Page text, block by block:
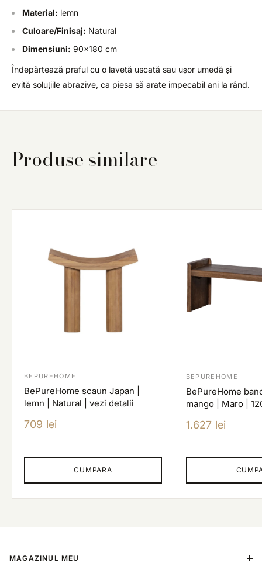
Material: lemn
Culoare/Finisaj: Natural
Dimensiuni: 90x180 cm
Îndepărtează praful cu o lavetă uscată sau ușor umedă și
evită soluțiile abrazive, ca piesa să arate impecabil ani la rând.
Produse similare
BEPUREHOME
BePureHome scaun Japan |
lemn | Natural | vezi detalii
Pret
709 lei
CUMPARA
BEPUREHOME
BePureHome
mango | Maro |
Pret
1.627 lei
MAGAZINUL MEU